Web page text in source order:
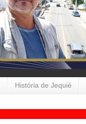
História de Jequié